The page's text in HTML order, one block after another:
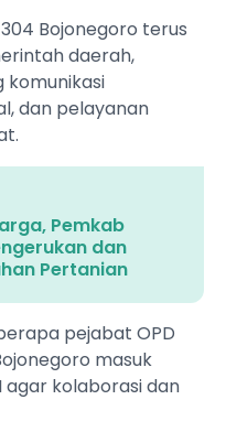
Bojonegoro terus
daerah,
dan pelayanan
Pemkab
dan
Pertanian
pejabat OPD
masuk
agar kolaborasi dan